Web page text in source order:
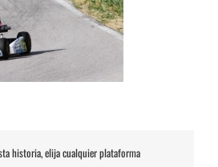
historia, elija cualquier plataforma